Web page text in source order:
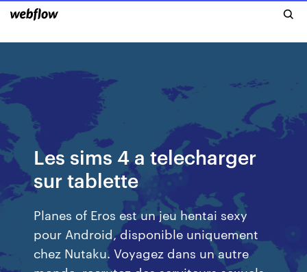
Les sims 4 a telecharger
sur tablette
Planes of Eros est un jeu hentai sexy
pour Android, disponible uniquement
chez Nutaku. Voyagez dans un autre